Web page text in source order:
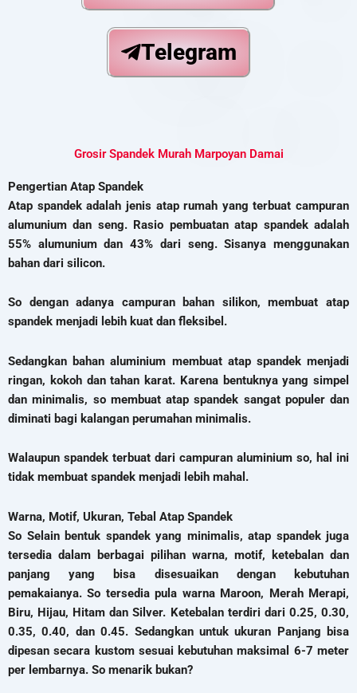
Telegram
Grosir Spandek Murah Marpoyan Damai
Pengertian Atap Spandek
Atap spandek adalah jenis atap rumah yang terbuat campuran
alumunium dan seng. Rasio pembuatan atap spandek adalah
55% alumunium dan 43% dari seng. Sisanya menggunakan
bahan dari silicon.
So dengan adanya campuran bahan silikon, membuat atap
spandek menjadi lebih kuat dan fleksibel.
Sedangkan bahan aluminium membuat atap spandek menjadi
ringan, kokoh dan tahan karat. Karena bentuknya yang simpel
dan minimalis, so membuat atap spandek sangat populer dan
diminati bagi kalangan perumahan minimalis.
Walaupun spandek terbuat dari campuran aluminium so, hal ini
tidak membuat spandek menjadi lebih mahal.
Warna, Motif, Ukuran, Tebal Atap Spandek
So Selain bentuk spandek yang minimalis, atap spandek juga
tersedia dalam berbagai pilihan warna, motif, ketebalan dan
panjang yang bisa disesuaikan dengan kebutuhan
pemakaianya. So tersedia pula warna Maroon, Merah Merapi,
Biru, Hijau, Hitam dan Silver. Ketebalan terdiri dari 0.25, 0.30,
0.35, 0.40, dan 0.45. Sedangkan untuk ukuran Panjang bisa
dipesan secara kustom sesuai kebutuhan maksimal 6-7 meter
per lembarnya. So menarik bukan?